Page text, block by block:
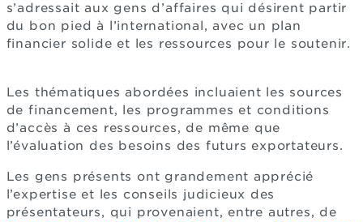
s’adressait aux gens d’affaires qui désirent partir
du bon pied à l’international, avec un plan
financier solide et les ressources pour le soutenir.
Les thématiques abordées incluaient les sources
de financement, les programmes et conditions
d’accès à ces ressources, de même que
l’évaluation des besoins des futurs exportateurs.
Les gens présents ont grandement apprécié
l’expertise et les conseils judicieux des
présentateurs, qui provenaient, entre autres, de